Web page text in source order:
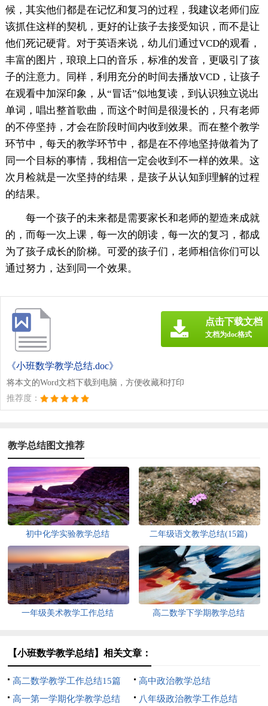
候，其实他们都是在记忆和复习的过程，我建议老师们应
该抓住这样的契机，更好的让孩子去接受知识，而不是让
他们死记硬背。对于英语来说，幼儿们通过VCD的观看，
丰富的图片，琅琅上口的音乐，标准的发音，更吸引了孩
子的注意力。同样，利用充分的时间去播放VCD，让孩子
在观看中加深印象，从“冒话”似地复读，到认识独立说出
单词，唱出整首歌曲，而这个时间是很漫长的，只有老师
的不停坚持，才会在阶段时间内收到效果。而在整个教学
环节中，每天的教学环节中，都是在不停地坚持做着为了
同一个目标的事情，我相信一定会收到不一样的效果。这
次月检就是一次坚持的结果，是孩子从认知到理解的过程
的结果。
每一个孩子的未来都是需要家长和老师的塑造来成就
的，而每一次上课，每一次的朗读，每一次的复习，都成
为了孩子成长的阶梯。可爱的孩子们，老师相信你们可以
通过努力，达到同一个效果。
《小班数学教学总结.doc》
将本文的Word文档下载到电脑，方便收藏和打印
推荐度：
点击下载文档
文档为doc格式
教学总结图文推荐
初中化学实验教学总结 二年级语文教学总结(15篇)
一年级美术教学工作总结 高二数学下学期教学总结
【小班数学教学总结】相关文章：
高二数学教学工作总结15篇
高中政治教学总结
高一第一学期化学教学总结
八年级政治教学工作总结